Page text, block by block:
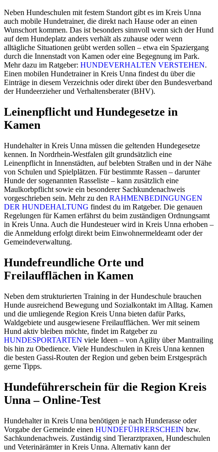
Neben Hundeschulen mit festem Standort gibt es im Kreis Unna
auch mobile Hundetrainer, die direkt nach Hause oder an einen
Wunschort kommen. Das ist besonders sinnvoll wenn sich der Hund
auf dem Hundeplatz anders verhält als zuhause oder wenn
alltägliche Situationen geübt werden sollen – etwa ein Spaziergang
durch die Innenstadt von Kamen oder eine Begegnung im Park.
Mehr dazu im Ratgeber: HUNDEVERHALTEN VERSTEHEN.
Einen mobilen Hundetrainer in Kreis Unna findest du über die
Einträge in diesem Verzeichnis oder direkt über den Bundesverband
der Hundeerzieher und Verhaltensberater (BHV).
Leinenpflicht und Hundegesetze in
Kamen
Hundehalter in Kreis Unna müssen die geltenden Hundegesetze
kennen. In Nordrhein-Westfalen gilt grundsätzlich eine
Leinenpflicht in Innenstädten, auf belebten Straßen und in der Nähe
von Schulen und Spielplätzen. Für bestimmte Rassen – darunter
Hunde der sogenannten Rasseliste – kann zusätzlich eine
Maulkorbpflicht sowie ein besonderer Sachkundenachweis
vorgeschrieben sein. Mehr zu den RAHMENBEDINGUNGEN
DER HUNDEHALTUNG findest du im Ratgeber. Die genauen
Regelungen für Kamen erfährst du beim zuständigen Ordnungsamt
in Kreis Unna. Auch die Hundesteuer wird in Kreis Unna erhoben –
die Anmeldung erfolgt direkt beim Einwohnermeldeamt oder der
Gemeindeverwaltung.
Hundefreundliche Orte und
Freilaufflächen in Kamen
Neben dem strukturierten Training in der Hundeschule brauchen
Hunde ausreichend Bewegung und Sozialkontakt im Alltag. Kamen
und die umliegende Region Kreis Unna bieten dafür Parks,
Waldgebiete und ausgewiesene Freilaufflächen. Wer mit seinem
Hund aktiv bleiben möchte, findet im Ratgeber zu
HUNDESPORTARTEN viele Ideen – von Agility über Mantrailing
bis hin zu Obedience. Viele Hundeschulen in Kreis Unna kennen
die besten Gassi-Routen der Region und geben beim Erstgespräch
gerne Tipps.
Hundeführerschein für die Region Kreis
Unna – Online-Test
Hundehalter in Kreis Unna benötigen je nach Hunderasse oder
Vorgabe der Gemeinde einen HUNDEFÜHRERSCHEIN bzw.
Sachkundenachweis. Zuständig sind Tierarztpraxen, Hundeschulen
und Veterinärämter in Kreis Unna. Alternativ kann der